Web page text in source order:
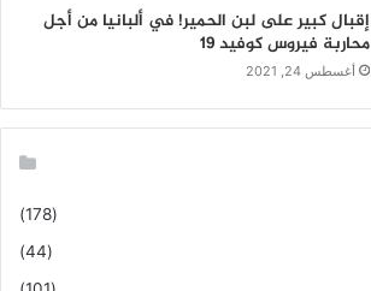
إقبال كبير على لبن الحمير! في ألبانيا من أجل
محاربة فيروس كوفيد 19
أغسطس 24, 2021
(178)
(44)